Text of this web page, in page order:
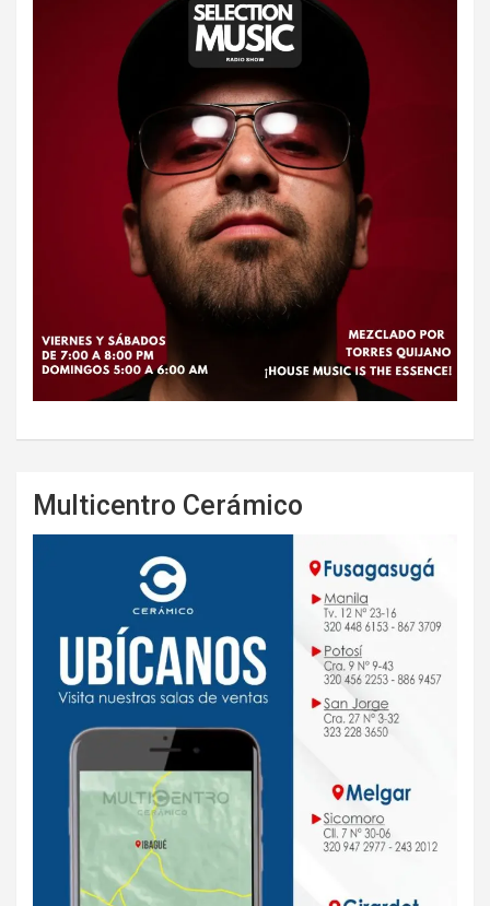
Multicentro Cerámico